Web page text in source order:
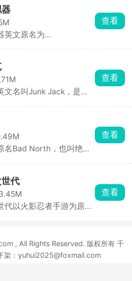
各异、技能定位不同，可
释放全力。游戏主打放置
，支持跳过战斗与离线挂
轻松养成。
英文原名为
猫咪，置身于繁华却又危
之中，体验颠沛流离、步
活。
查看
文名叫Junk Jack，是一
行，收集材料、捕鱼、养
打怪、建住所，一切全靠
法涵盖手工制作、烹调食
，数百种珍品等你收集，
查看
名Bad North，也叫绝境
的北欧世界，在这里，你
或维京首领，肩负保卫家
的重任。它构建了由50余
屿组成的广阔世界，每座
鲜明，玩家可依据关卡敌
配，以克敌制胜。虽玩法
查看
代
代以火影忍者手游为原
的敌人，所有角色都是可
默认全部解锁，感受前所
查看
, All Rights Reserved. 版权所有 千
架：yuhui2025@foxmail.com